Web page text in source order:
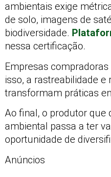
ambientais exige
de solo, imagens de
biodiversidade.
nessa certificação.
Empresas
isso, a rastreabilidade
transformam práticas
Ao final, o produtor que
ambiental passa a ter
oportunidade de
Anúncios